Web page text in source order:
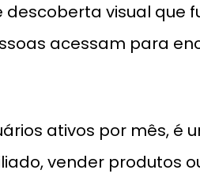
visual que
acessam para
ativos por mês, é
vender produtos